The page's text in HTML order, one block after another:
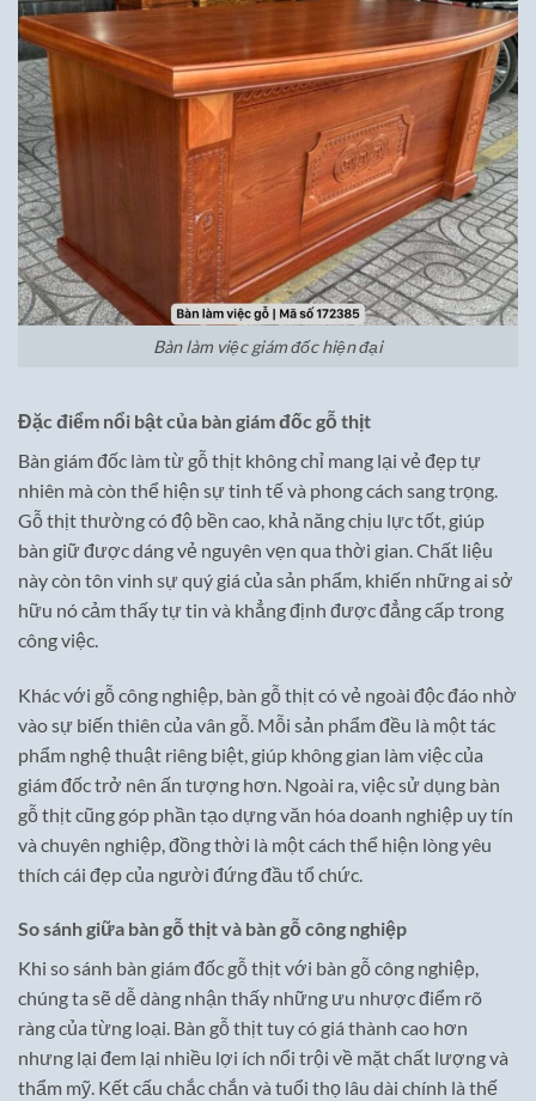
Bàn làm việc giám đốc hiện đại
Đặc điểm nổi bật của bàn giám đốc gỗ thịt
Bàn giám đốc làm từ gỗ thịt không chỉ mang lại vẻ đẹp tự
nhiên mà còn thể hiện sự tinh tế và phong cách sang trọng.
Gỗ thịt thường có độ bền cao, khả năng chịu lực tốt, giúp
bàn giữ được dáng vẻ nguyên vẹn qua thời gian. Chất liệu
này còn tôn vinh sự quý giá của sản phẩm, khiến những ai sở
hữu nó cảm thấy tự tin và khẳng định được đẳng cấp trong
công việc.
Khác với gỗ công nghiệp, bàn gỗ thịt có vẻ ngoài độc đáo nhờ
vào sự biến thiên của vân gỗ. Mỗi sản phẩm đều là một tác
phẩm nghệ thuật riêng biệt, giúp không gian làm việc của
giám đốc trở nên ấn tượng hơn. Ngoài ra, việc sử dụng bàn
gỗ thịt cũng góp phần tạo dựng văn hóa doanh nghiệp uy tín
và chuyên nghiệp, đồng thời là một cách thể hiện lòng yêu
thích cái đẹp của người đứng đầu tổ chức.
So sánh giữa bàn gỗ thịt và bàn gỗ công nghiệp
Khi so sánh bàn giám đốc gỗ thịt với bàn gỗ công nghiệp,
chúng ta sẽ dễ dàng nhận thấy những ưu nhược điểm rõ
ràng của từng loại. Bàn gỗ thịt tuy có giá thành cao hơn
nhưng lại đem lại nhiều lợi ích nổi trội về mặt chất lượng và
thẩm mỹ. Kết cấu chắc chắn và tuổi thọ lâu dài chính là thế